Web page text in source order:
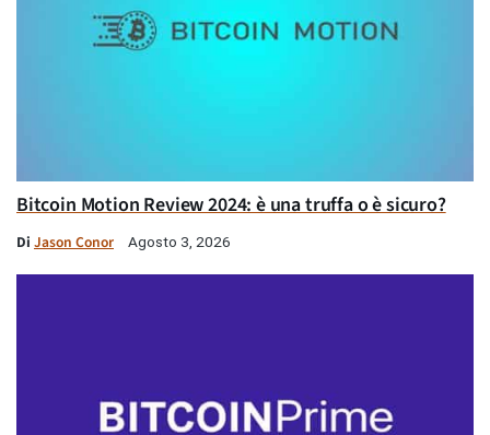
Bitcoin Motion Review 2024: è una truffa o è sicuro?
Di Jason Conor Agosto 3, 2026